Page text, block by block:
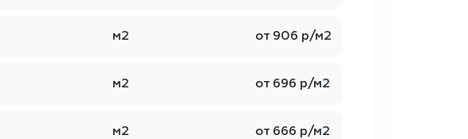
м2 от 906 р/м2
м2 от 696 р/м2
м2 от 666 р/м2